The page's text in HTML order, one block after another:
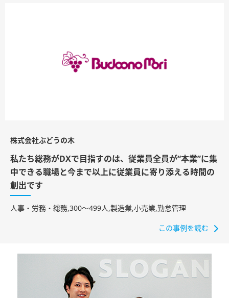
株式会社ぶどうの木
私たち総務がDXで目指すのは、従業員全員が“本業”に集
中できる職場と今まで以上に従業員に寄り添える時間の
創出です
人事・労務・総務,300〜499人,製造業,小売業,勤怠管理
この事例を読む